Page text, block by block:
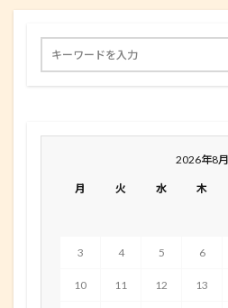
2026年8月
月 火 水 木
3 4 5 6
10 11 12 13